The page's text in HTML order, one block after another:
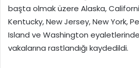
başta olmak üzere Alaska,
Kentucky, New Jersey, New York,
Island ve Washington eyaletlerinde
vakalarına rastlandığı kaydedildi.